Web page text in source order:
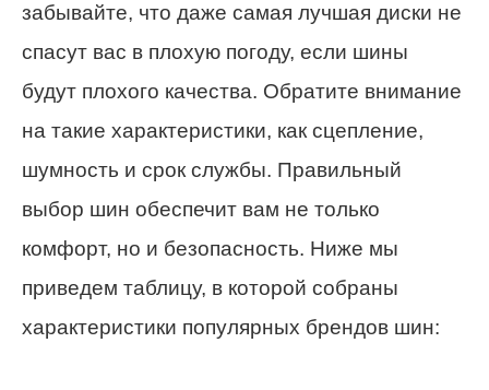
забывайте, что даже самая лучшая диски не
спасут вас в плохую погоду, если шины
будут плохого качества. Обратите внимание
на такие характеристики, как сцепление,
шумность и срок службы. Правильный
выбор шин обеспечит вам не только
комфорт, но и безопасность. Ниже мы
приведем таблицу, в которой собраны
характеристики популярных брендов шин: